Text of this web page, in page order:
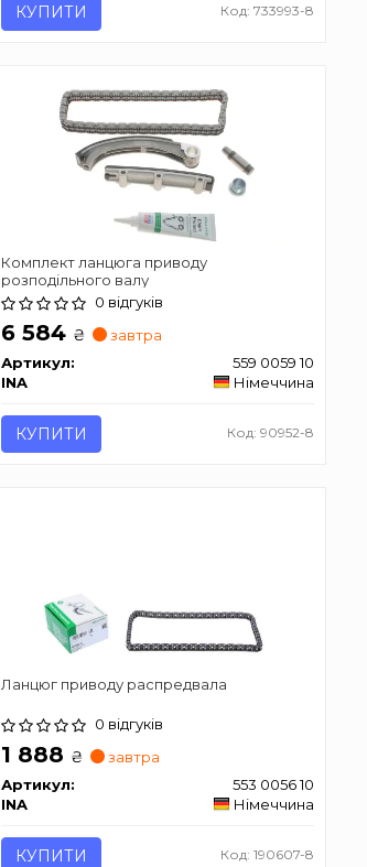
КУПИТИ Код: 733993-8
Комплект ланцюга приводу
розподільного валу
0 відгуків
6 584 ₴
завтра
Артикул:
559 0059 10
INA
Німеччина
КУПИТИ Код: 90952-8
Ланцюг приводу распредвала
0 відгуків
1 888 ₴
завтра
Артикул:
553 0056 10
INA
Німеччина
КУПИТИ Код: 190607-8